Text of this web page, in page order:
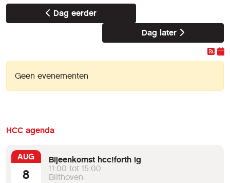
Dag eerder
Dag later
Geen evenementen
HCC agenda
AUG
8
Bijeenkomst hcc!forth ig
11:00 tot 15:00
Bilthoven